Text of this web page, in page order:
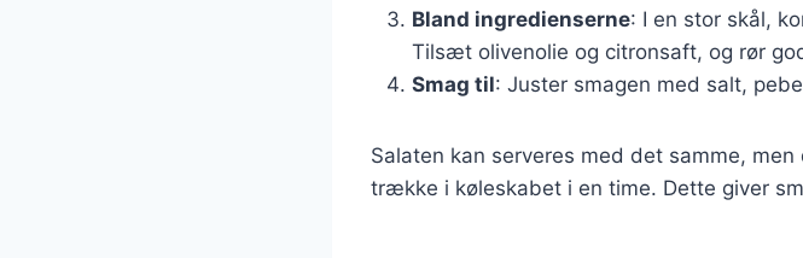
Bland ingredienserne: I en stor skål,
Tilsæt olivenolie og citronsaft, og rør
Smag til: Juster smagen med salt,
Salaten kan serveres med det samme,
trække i køleskabet i en time. Dette giver